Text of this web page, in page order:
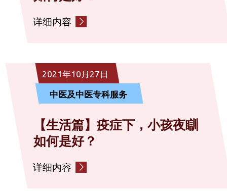
详细内容
2021年10月27日
中医及中医专科服务
【生活篇】疫症下，小孩夜瞓
如何是好？
详细内容